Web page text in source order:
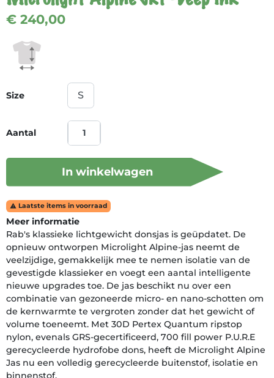
€ 240,00
Size
Aantal
In winkelwagen
 Laatste items in voorraad
Meer informatie
Rab's klassieke lichtgewicht donsjas is geüpdatet. De
opnieuw ontworpen Microlight Alpine-jas neemt de
veelzijdige, gemakkelijk mee te nemen isolatie van de
gevestigde klassieker en voegt een aantal intelligente
nieuwe upgrades toe. De jas beschikt nu over een
combinatie van gezoneerde micro- en nano-schotten om
de kernwarmte te vergroten zonder dat het gewicht of
volume toeneemt. Met 30D Pertex Quantum ripstop
nylon, evenals GRS-gecertificeerd, 700 fill power P.U.R.E
gerecycleerde hydrofobe dons, heeft de Microlight Alpine
Jas nu een volledig gerecycleerde buitenstof, isolatie en
binnenstof.